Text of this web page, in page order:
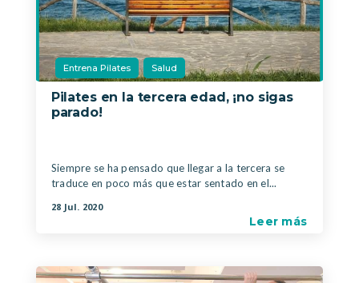
Entrena Pilates Salud
Pilates en la tercera edad, ¡no sigas
parado!
Siempre se ha pensado que llegar a la tercera se
traduce en poco más que estar sentado en el...
28 Jul. 2020
Leer más